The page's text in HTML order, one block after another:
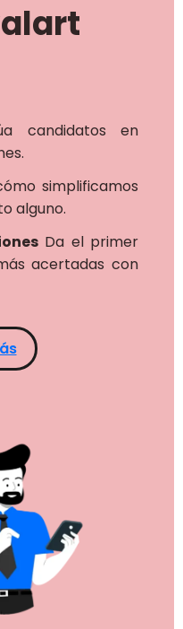
candidatos en
simplificamos
alguno.
Da el primer
acertadas con